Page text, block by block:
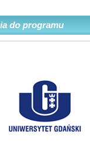
do programu